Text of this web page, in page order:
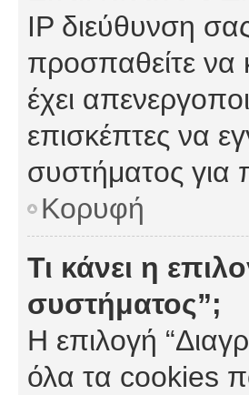
IP διεύθυνση
προσπαθείτε να
έχει
επισκέπτες να
συστήματος για
Κορυφή
Τι κάνει η
συστήματος”;
Η επιλογή
όλα τα cookies